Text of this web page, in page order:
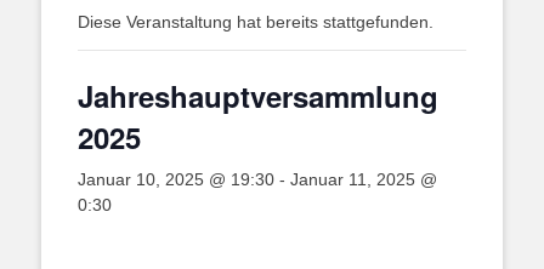
Diese Veranstaltung hat bereits stattgefunden.
Jahreshauptversammlung
2025
Januar 10, 2025 @ 19:30 - Januar 11, 2025 @
0:30